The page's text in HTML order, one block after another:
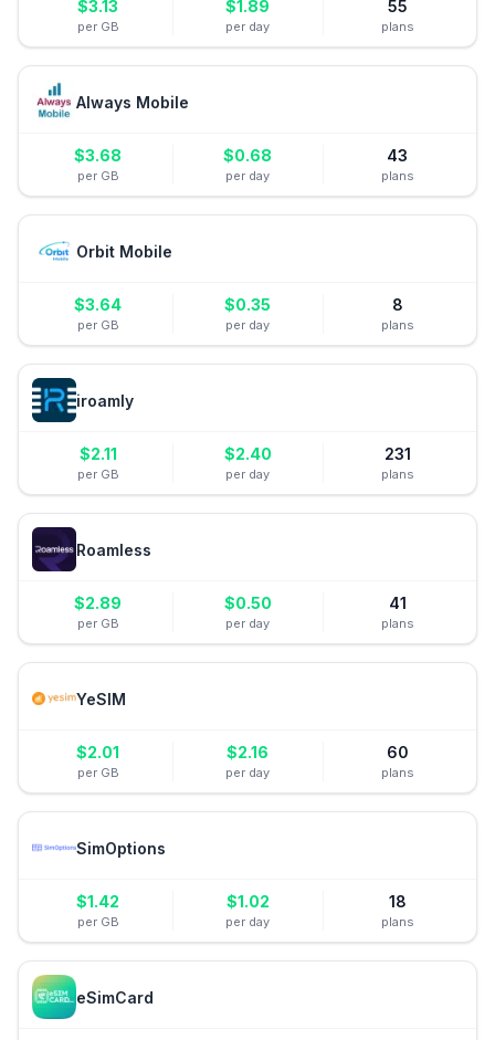
$3.13
per GB
$1.89
per day
55
plans
Always Mobile
$3.68
per GB
$0.68
per day
43
plans
Orbit Mobile
$3.64
per GB
$0.35
per day
8
plans
iroamly
$2.11
per GB
$2.40
per day
231
plans
Roamless
$2.89
per GB
$0.50
per day
41
plans
YeSIM
$2.01
per GB
$2.16
per day
60
plans
SimOptions
$1.42
per GB
$1.02
per day
18
plans
eSimCard